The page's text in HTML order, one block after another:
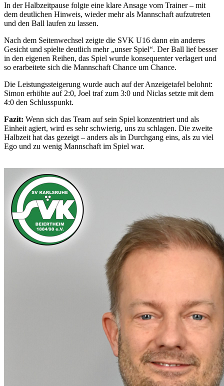
In der Halbzeitpause folgte eine klare Ansage vom Trainer – mit
dem deutlichen Hinweis, wieder mehr als Mannschaft aufzutreten
und den Ball laufen zu lassen.
Nach dem Seitenwechsel zeigte die SVK U16 dann ein anderes
Gesicht und spielte deutlich mehr „unser Spiel“. Der Ball lief besser
in den eigenen Reihen, das Spiel wurde konsequenter verlagert und
so erarbeitete sich die Mannschaft Chance um Chance.
Die Leistungssteigerung wurde auch auf der Anzeigetafel belohnt:
Simon erhöhte auf 2:0, Joel traf zum 3:0 und Niclas setzte mit dem
4:0 den Schlusspunkt.
Fazit: Wenn sich das Team auf sein Spiel konzentriert und als
Einheit agiert, wird es sehr schwierig, uns zu schlagen. Die zweite
Halbzeit hat das gezeigt – anders als in Durchgang eins, als zu viel
Ego und zu wenig Mannschaft im Spiel war.